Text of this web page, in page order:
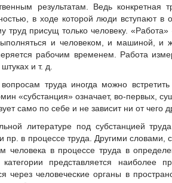
результатам. Ведь конкретная
в ходе которой люди вступают в
труд присущ только человеку.
и человеком, и машиной, и
рабочим временем. Работа
и т. д.
труда иногда можно
«субстанция» означает, во-первых,
само по себе и не зависит ни от чего
литературе под субстанцией
пр. в процессе труда. Другими словами,
человека в процессе труда в
представляется наиболее
через человеческие органы в